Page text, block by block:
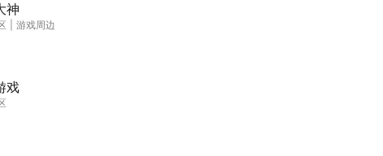
神
游戏周边
戏